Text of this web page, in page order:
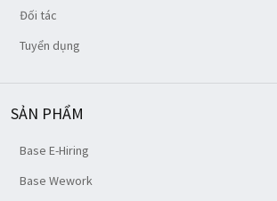
Đối tác
Tuyển dụng
SẢN PHẨM
Base E-Hiring
Base Wework